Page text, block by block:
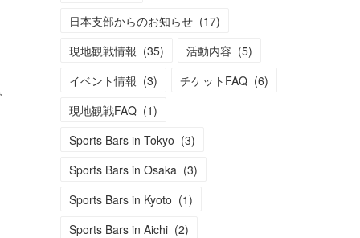
日本支部からのお知らせ (17)
現地観戦情報 (35) 活動内容 (5)
イベント情報 (3) チケットFAQ (6)
現地観戦FAQ (1)
Sports Bars in Tokyo (3)
Sports Bars in Osaka (3)
Sports Bars in Kyoto (1)
Sports Bars in Aichi (2)